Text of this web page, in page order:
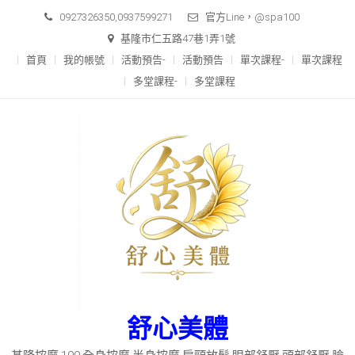
content
0927326350,0937599271
官方Line，@spa100
基隆市仁五路47巷1弄1號
首頁
我的帳號 活動預告- 活動預告 單次課程-
單次課程
多堂課程-
多堂課程
舒心美體